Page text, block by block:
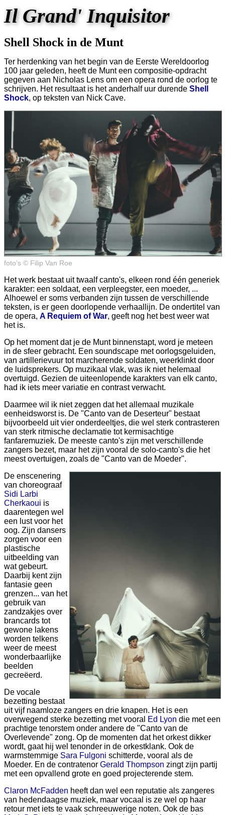
Il Grand' Inquisitor
Shell Shock in de Munt
Ter herdenking van het begin van de Eerste Wereldoorlog
100 jaar geleden, heeft de Munt een compositie-opdracht
gegeven aan Nicholas Lens om een opera rond de oorlog te
schrijven. Het resultaat is het anderhalf uur durende Shell
Shock, op teksten van Nick Cave.
foto's © Filip Van Roe
Het werk bestaat uit twaalf canto's, elkeen rond één generiek
karakter: een soldaat, een verpleegster, een moeder, ...
Alhoewel er soms verbanden zijn tussen de verschillende
teksten, is er geen doorlopende verhaallijn. De ondertitel van
de opera, A Requiem of War, geeft nog het best weer wat
het is.
Op het moment dat je de Munt binnenstapt, word je meteen
in de sfeer gebracht. Een soundscape met oorlogsgeluiden,
van artillerievuur tot marcherende soldaten, weerklinkt door
de luidsprekers. Op muzikaal vlak, was ik niet helemaal
overtuigd. Gezien de uiteenlopende karakters van elk canto,
had ik iets meer variatie en contrast verwacht.
Daarmee wil ik niet zeggen dat het allemaal muzikale
eenheidsworst is. De "Canto van de Deserteur" bestaat
bijvoorbeeld uit vier onderdeeltjes, die wel sterk contrasteren
van sterk ritmische declamatie tot kermisachtige
fanfaremuziek. De meeste canto's zijn met verschillende
zangers bezet, maar het zijn vooral de solo-canto's die het
meest overtuigen, zoals de "Canto van de Moeder".
De enscenering
van choreograaf
Sidi Larbi
Cherkaoui is
daarentegen wel
een lust voor het
oog. Zijn dansers
zorgen voor een
plastische
uitbeelding van
wat gebeurt.
Daarbij kent zijn
fantasie geen
grenzen... van het
gebruik van
zandzakjes over
brancards tot
gewone lakens
worden telkens
weer de meest
wonderbaarlijke
beelden
gecreëerd.
De vocale
bezetting bestaat
uit vijf naamloze zangers en drie knapen. Het is een
overwegend sterke bezetting met vooral
Ed Lyon die met een
prachtige tenorstem onder andere de "Canto van de
Overlevende" zong. Op de momenten dat het orkest dikker
wordt, gaat hij wel tenonder in de orkestklank. Ook de
warmstemmige Sara Fulgoni schitterde, vooral als de
Moeder. En de contratenor Gerald Thompson zingt zijn partij
met een opvallend grote en goed projecterende stem.
Claron McFadden heeft dan wel een reputatie als zangeres
van hedendaagse muziek, maar vocaal is ze wel op haar
retour met iets te vaak schreeuwerige noten. Ook de bas